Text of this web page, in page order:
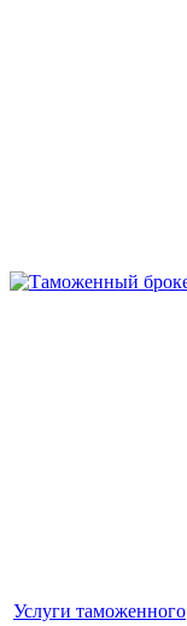
Услуги таможенного